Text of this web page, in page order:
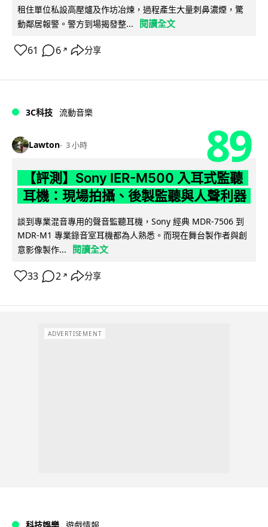
租住單位私設高壓爐及作坊冶煉，過程產生大量刺鼻濃煙，驚
動鄰居報警。警方到場揭發整...
閱讀全文
61 6 ↗ 分享
3C科技 流動音樂
Lawton 3 小時 89
【評測】Sony IER-M500 入耳式監聽
耳機：現場拍攝、後製監聽與人聲利器
談到專業混音專用的聲音監聽耳機，Sony 經典 MDR-7506 到
MDR-M1 專業錄音室耳機都為人熟悉。而現在舞台製作者與創
意影像製作...
閱讀全文
33 2 ↗ 分享
ADVERTISEMENT